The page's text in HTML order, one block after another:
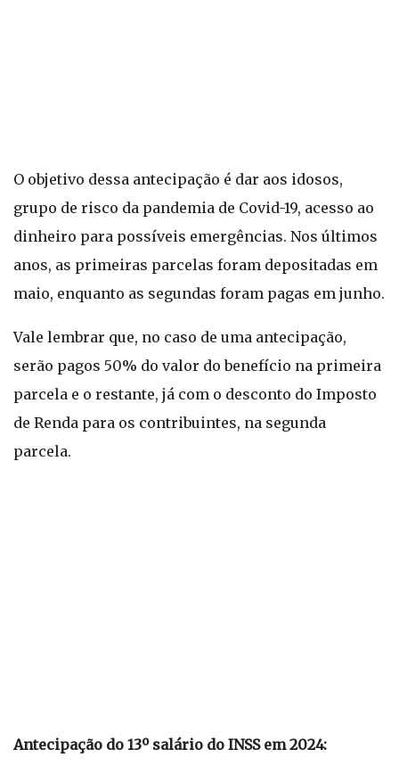
O objetivo dessa antecipação é dar aos idosos,
grupo de risco da pandemia de Covid-19, acesso ao
dinheiro para possíveis emergências. Nos últimos
anos, as primeiras parcelas foram depositadas em
maio, enquanto as segundas foram pagas em junho.
Vale lembrar que, no caso de uma antecipação,
serão pagos 50% do valor do benefício na primeira
parcela e o restante, já com o desconto do Imposto
de Renda para os contribuintes, na segunda
parcela.
Antecipação do 13º salário do INSS em 2024: